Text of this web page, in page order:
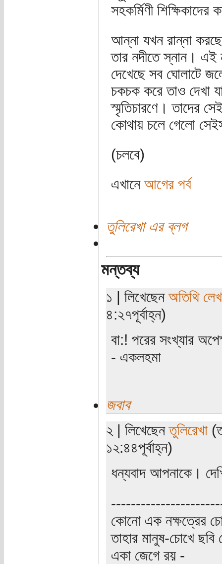
সহকর্মিণী
আন্না যখন রান্না
তার নদীতে স্নান।
দেখেছে সব ঘোলাটে
চকচক করে তাও দেখা
স্মৃতিচারণে। তাদের
কোথায় চলে গেলো
(চলবে)
এখানে আগের পর্ব
তুলিরেখা এর ব্লগ
মন্তব্য
১ | লিখেছেন অতিথি
৪:২৭পূর্বাহ্ন)
বা:! পরের সংখ্যার
- একলহমা
জবাব
২ | লিখেছেনতুলিরেখা
১২:৪৪পূর্বাহ্ন)
ধন্যবাদ আপনাকে।
কোনো এক নক্ষত্রের
তাহার মানুষ-চোখে ছবি
একা জেগে রয় -